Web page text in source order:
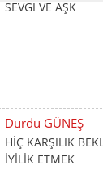
Durdu GÜNEŞ
Abdulkadir GÜLLÜ